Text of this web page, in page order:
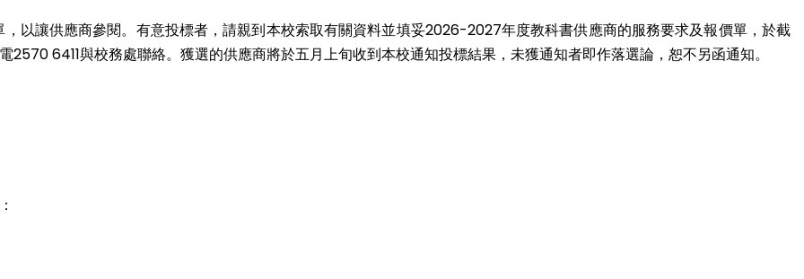
以讓供應商參閱。有意投標者，請親到本校索取有關資料並填妥2026-2027年度教科書供應商的服務要求及報價單，於截
6411與校務處聯絡。獲選的供應商將於五月上旬收到本校通知投標結果，未獲通知者即作落選論，恕不另函通知。